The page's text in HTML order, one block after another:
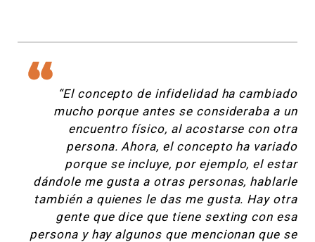
“El concepto de infidelidad ha cambiado
mucho porque antes se consideraba a un
encuentro físico, al acostarse con otra
persona. Ahora, el concepto ha variado
porque se incluye, por ejemplo, el estar
dándole me gusta a otras personas, hablarle
también a quienes le das me gusta. Hay otra
gente que dice que tiene sexting con esa
persona y hay algunos que mencionan que se